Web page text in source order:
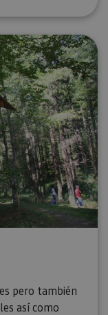
pero también
así como